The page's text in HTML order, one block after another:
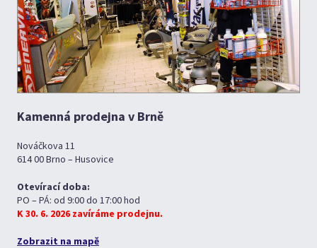
Kamenná prodejna v Brně
Nováčkova 11
614 00 Brno – Husovice
Otevírací doba:
PO – PÁ: od 9:00 do 17:00 hod
K 30. 6. 2026 zavíráme prodejnu.
Zobrazit na mapě